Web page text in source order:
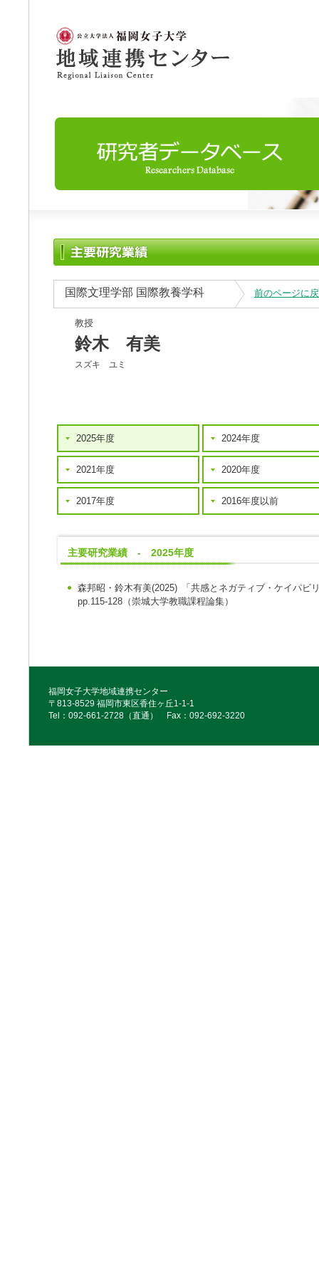
国際文理学部 国際教養学科 前のページに
教授
鈴木 有美
スズキ ユミ
2025年度 2024年度
2021年度 2020年度
2017年度 2016年度以前
主要研究業績 - 2025年度
森邦昭・鈴木有美(2025)
「共感とネガティブ・ケイパ
pp.115-128（崇城大学教職課程論集）
福岡女子大学地域連携センター
〒813-8529 福岡市東区香住ヶ丘1-1-1
Tel：092‐661‐2728（直通） Fax：092‐692‐3220